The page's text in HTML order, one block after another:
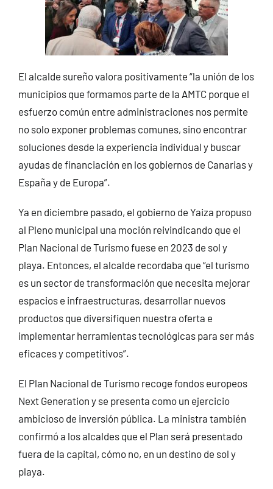
El alcalde sureño valora positivamente “la unión de los
municipios que formamos parte de la AMTC porque el
esfuerzo común entre administraciones nos permite
no solo exponer problemas comunes, sino encontrar
soluciones desde la experiencia individual y buscar
ayudas de financiación en los gobiernos de Canarias y
España y de Europa”.
Ya en diciembre pasado, el gobierno de Yaiza propuso
al Pleno municipal una moción reivindicando que el
Plan Nacional de Turismo fuese en 2023 de sol y
playa. Entonces, el alcalde recordaba que “el turismo
es un sector de transformación que necesita mejorar
espacios e infraestructuras, desarrollar nuevos
productos que diversifiquen nuestra oferta e
implementar herramientas tecnológicas para ser más
eficaces y competitivos”.
El Plan Nacional de Turismo recoge fondos europeos
Next Generation y se presenta como un ejercicio
ambicioso de inversión pública. La ministra también
confirmó a los alcaldes que el Plan será presentado
fuera de la capital, cómo no, en un destino de sol y
playa.